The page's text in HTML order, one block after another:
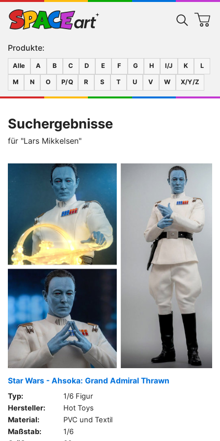
Produkte:
Alle A B C D E F G H I/J K L
M N O P/Q R S T U V W X/Y/Z
Suchergebnisse
für "Lars Mikkelsen"
Star Wars - Ahsoka: Grand Admiral Thrawn
Typ:
1/6 Figur
Hersteller:
Hot Toys
Material:
PVC und Textil
Maßstab:
1/6